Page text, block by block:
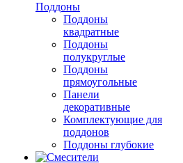
Поддоны
Поддоны
квадратные
Поддоны
полукруглые
Поддоны
прямоугольные
Панели
декоративные
Комплектующие для
поддонов
Поддоны глубокие